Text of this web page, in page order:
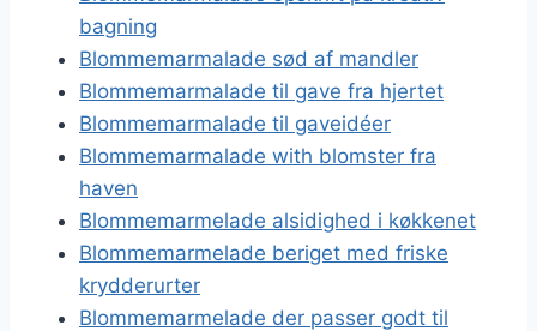
bagning
Blommemarmalade sød af mandler
Blommemarmalade til gave fra hjertet
Blommemarmalade til gaveidéer
Blommemarmalade with blomster fra
haven
Blommemarmelade alsidighed i køkkenet
Blommemarmelade beriget med friske
krydderurter
Blommemarmelade der passer godt til